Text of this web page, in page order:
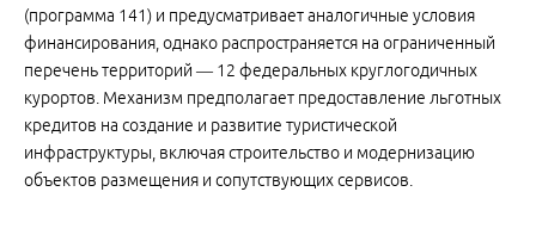
(программа 141) и предусматривает аналогичные условия
финансирования, однако распространяется на ограниченный
перечень территорий — 12 федеральных круглогодичных
курортов. Механизм предполагает предоставление льготных
кредитов на создание и развитие туристической
инфраструктуры, включая строительство и модернизацию
объектов размещения и сопутствующих сервисов.